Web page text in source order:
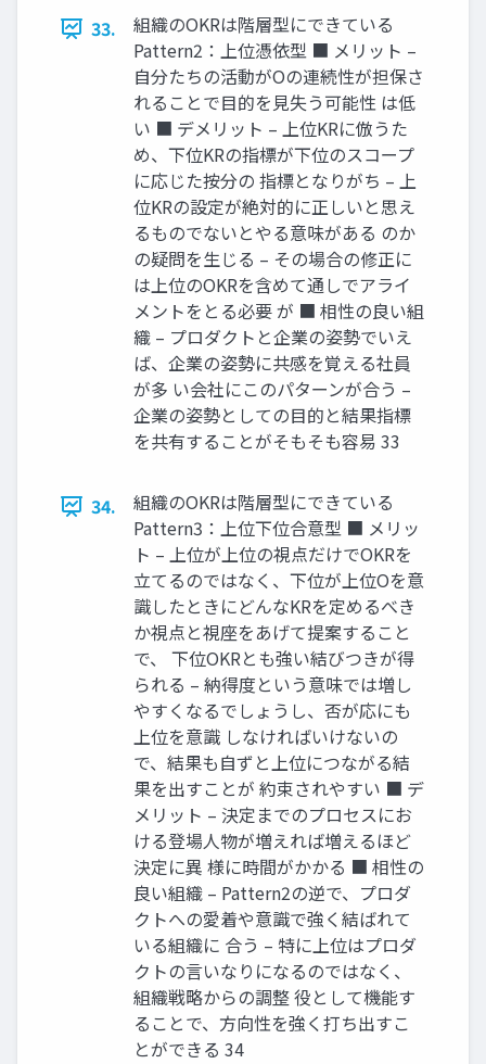
33.
組織のOKRは階層型にできている
Pattern2：上位憑依型 ■ メリット –
自分たちの活動がOの連続性が担保さ
れることで目的を見失う可能性 は低
い ■ デメリット – 上位KRに倣うた
め、下位KRの指標が下位のスコープ
に応じた按分の 指標となりがち – 上
位KRの設定が絶対的に正しいと思え
るものでないとやる意味がある のか
の疑問を生じる – その場合の修正に
は上位のOKRを含めて通しでアライ
メントをとる必要 が ■ 相性の良い組
織 – プロダクトと企業の姿勢でいえ
ば、企業の姿勢に共感を覚える社員
が多 い会社にこのパターンが合う –
企業の姿勢としての目的と結果指標
を共有することがそもそも容易 33
34.
組織のOKRは階層型にできている
Pattern3：上位下位合意型 ■ メリッ
ト – 上位が上位の視点だけでOKRを
立てるのではなく、下位が上位Oを意
識したときにどんなKRを定めるべき
か視点と視座をあげて提案すること
で、 下位OKRとも強い結びつきが得
られる – 納得度という意味では増し
やすくなるでしょうし、否が応にも
上位を意識 しなければいけないの
で、結果も自ずと上位につながる結
果を出すことが 約束されやすい ■ デ
メリット – 決定までのプロセスにお
ける登場人物が増えれば増えるほど
決定に異 様に時間がかかる ■ 相性の
良い組織 – Pattern2の逆で、プロダ
クトへの愛着や意識で強く結ばれて
いる組織に 合う – 特に上位はプロダ
クトの言いなりになるのではなく、
組織戦略からの調整 役として機能す
ることで、方向性を強く打ち出すこ
とができる 34